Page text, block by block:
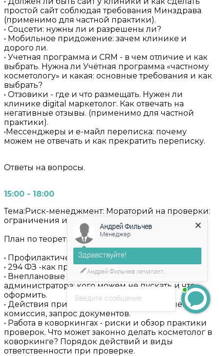
простой сайт соблюдая требования Минздрава
(применимо для частной практики).
• Соцсети: нужны ли и разрешены ли?
• Мобильное придожение: зачем клинике и
дорого ли.
• Учетная программа и CRM - в чем отличие и как
выбрать. Нужна ли Учётная программа «частному
косметологу» и какая: основные требования и как
выбрать?
• Отзовики - где и что размещать. Нужен ли
клинике digital маркетолог. Как отвечать на
негативные отзывы. (применимо для частной
практики).
•Мессенджеры и е-майл переписка: почему
можем не отвечать и как прекратить переписку.
Ответы на вопросы.
15:00 - 18:00
Тема:Риск-менеджмент: Мораторий на проверки:
ограничения и кто может проверять.
План по теоретическому блоку:
• Профилактический визит - как отказаться?
• 294 ФЗ -как признать проверку незаконной.
• Внеплановые проверки - алгоритм действий
администратора: кого можем не пускать и что
оформить.
• Действия при претензии и жалобе: врачебная
комиссия, запрос документов.
• Работа в коворкингах - риски и обзор практики
проверок. Что может законно делать косметолог в
коворкинге? Порядок действий и виды
ответственности при проверке.
Введите сообщение
Андрей Фильчев
Менеджер
Здравствуйте!
Андрей Фильчев печатает...